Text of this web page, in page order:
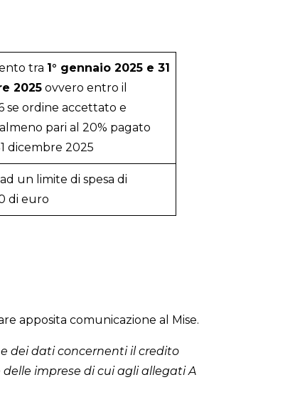
tra 1° gennaio 2025 e 31
2025 ovvero entro il
se ordine accettato e
pari al 20% pagato
dicembre 2025
un limite di spesa di
di euro
apposita comunicazione al Mise.
dei dati concernenti il credito
imprese di cui agli allegati A